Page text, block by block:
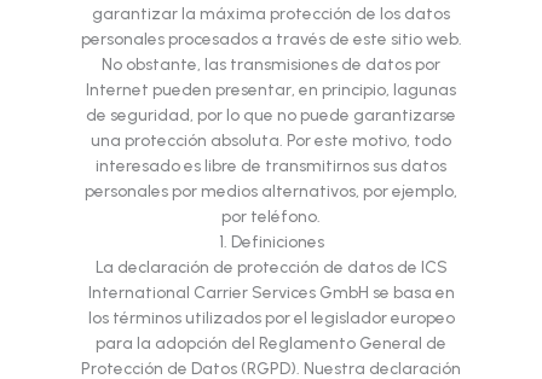
garantizar la máxima protección de los datos
personales procesados a través de este sitio web.
No obstante, las transmisiones de datos por
Internet pueden presentar, en principio, lagunas
de seguridad, por lo que no puede garantizarse
una protección absoluta. Por este motivo, todo
interesado es libre de transmitirnos sus datos
personales por medios alternativos, por ejemplo,
por teléfono.
1. Definiciones
La declaración de protección de datos de ICS
International Carrier Services GmbH se basa en
los términos utilizados por el legislador europeo
para la adopción del Reglamento General de
Protección de Datos (RGPD). Nuestra declaración